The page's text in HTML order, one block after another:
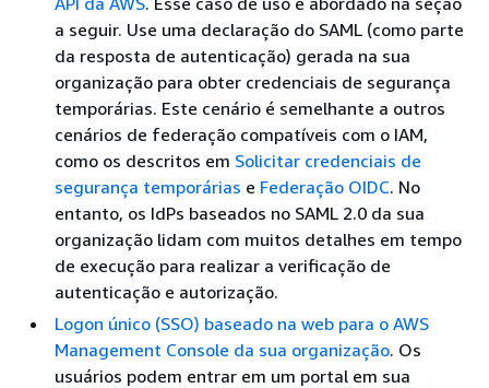
a seguir. Use uma declaração do SAML (como parte
da resposta de autenticação) gerada na sua
organização para obter credenciais de segurança
temporárias. Este cenário é semelhante a outros
cenários de federação compatíveis com o IAM,
como os descritos em Solicitar credenciais de
segurança temporárias e Federação OIDC. No
entanto, os IdPs baseados no SAML 2.0 da sua
organização lidam com muitos detalhes em tempo
de execução para realizar a verificação de
autenticação e autorização.
Logon único (SSO) baseado na web para o AWS
Management Console da sua organização. Os
usuários podem entrar em um portal em sua